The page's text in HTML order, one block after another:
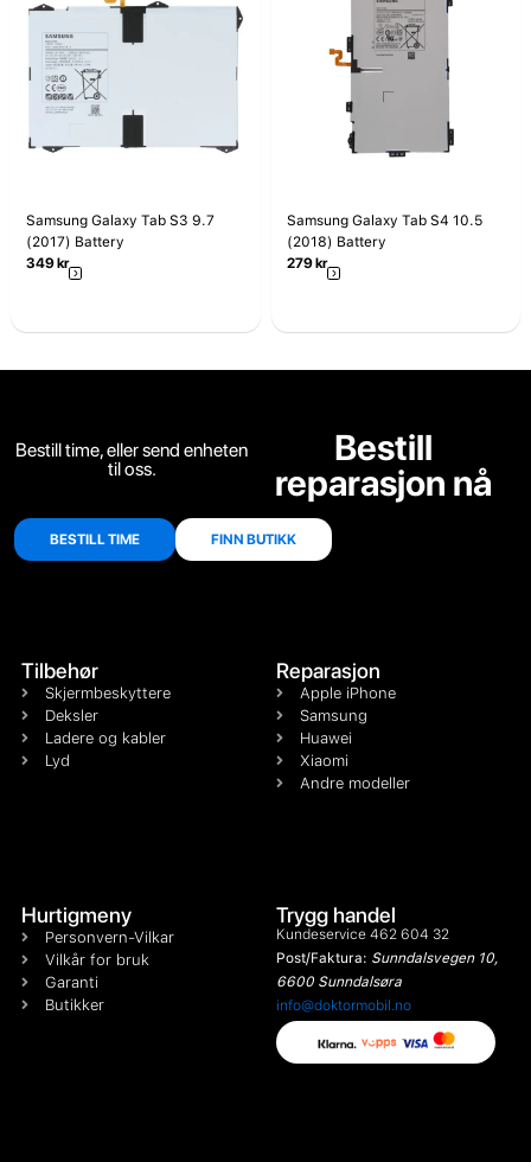
Samsung Galaxy Tab S3 9.7
(2017) Battery
349kr
Samsung Galaxy Tab S4 10.5
(2018) Battery
279kr
Bestill time, eller send enheten
til oss.
Bestill
reparasjon nå
BESTILL TIME FINN BUTIKK
Tilbehør
Skjermbeskyttere
Deksler
Ladere og kabler
Lyd
Reparasjon
Apple iPhone
Samsung
Huawei
Xiaomi
Andre modeller
Hurtigmeny
Personvern-Vilkar
Vilkår for bruk
Garanti
Butikker
Trygg handel
Kundeservice 462 604 32
Post/Faktura: Sunndalsvegen 10,
6600 Sunndalsøra
info@doktormobil.no